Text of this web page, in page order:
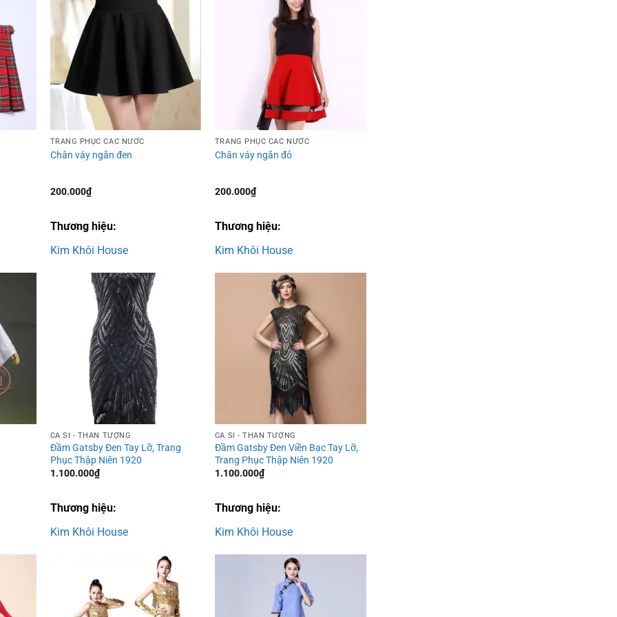
Add to
wishlist
TRANG PHỤC CÁC NƯỚC
Chân váy ngắn đen
200.000₫
Thương hiệu:
Kim Khôi House
TRANG PHỤC CÁC NƯỚC
Chân váy ngắn đỏ
200.000₫
Thương hiệu:
Kim Khôi House
CA SĨ - THẦN TƯỢNG
Đầm Gatsby Đen Tay Lỡ, Trang
Phục Thập Niên 1920
1.100.000₫
Thương hiệu:
Kim Khôi House
CA SĨ - THẦN TƯỢNG
Đầm Gatsby Đen Viền Bạc Tay Lỡ,
Trang Phục Thập Niên 1920
1.100.000₫
Thương hiệu:
Kim Khôi House
Add to
wishlist